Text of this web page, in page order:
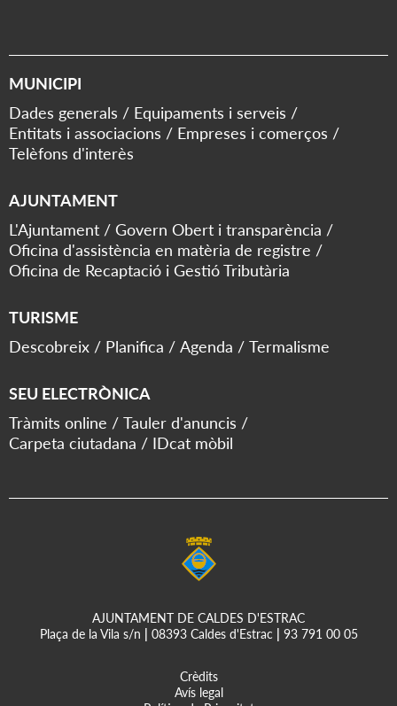
MUNICIPI
Dades generals
Equipaments i serveis
Entitats i associacions
Empreses i comerços
Telèfons d'interès
AJUNTAMENT
L'Ajuntament
Govern Obert i transparència
Oficina d'assistència en matèria de registre
Oficina de Recaptació i Gestió Tributària
TURISME
Descobreix
Planifica Agenda Termalisme
SEU ELECTRÒNICA
Tràmits online
Tauler d'anuncis
Carpeta ciutadana
IDcat mòbil
AJUNTAMENT DE CALDES D'ESTRAC
Plaça de la Vila s/n
08393 Caldes d'Estrac 93 791 00 05
Crèdits
Avís legal